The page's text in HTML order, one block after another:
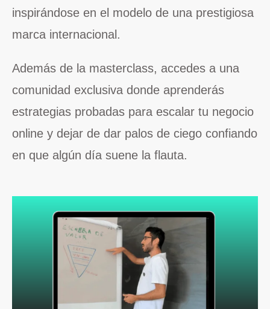
inspirándose en el modelo de una prestigiosa
marca internacional.
Además de la masterclass, accedes a una
comunidad exclusiva donde aprenderás
estrategias probadas para escalar tu negocio
online y dejar de dar palos de ciego confiando
en que algún día suene la flauta.